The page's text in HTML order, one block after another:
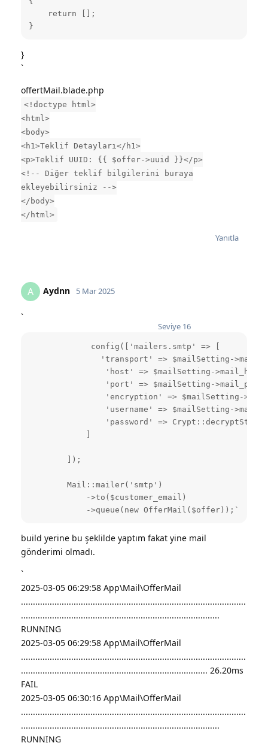
    return [];
}
}
`
offertMail.blade.php
<!doctype html>
<html>
<body>
<h1>Teklif Detayları</h1>
<p>Teklif UUID: {{ $offer->uuid }}</p>
<!-- Diğer teklif bilgilerini buraya
ekleyebilirsiniz -->
</body>
</html>
Yanıtla
A Aydnn
Seviye 16
5 Mar 2025
`
             config(['mailers.smtp' => [
'transport' => $mailSetting-
                'host' => $mailSetting->mail_host,
                'port' => $mailSetting->mail_port,
'encryption' => $mailSetting-
'username' => $mailSetting-
'password' =>
            ]
        ]);
        Mail::mailer('smtp')
            ->to($customer_email)
            ->queue(new OfferMail($offer));`
build yerine bu şeklilde yaptım fakat yine mail
gönderimi olmadı.
`
2025-03-05 06:29:58 App\Mail\OfferMail
..............................................................................................
...................................................................................
RUNNING
2025-03-05 06:29:58 App\Mail\OfferMail
..............................................................................................
.............................................................................. 26.20ms
FAIL
2025-03-05 06:30:16 App\Mail\OfferMail
..............................................................................................
...................................................................................
RUNNING